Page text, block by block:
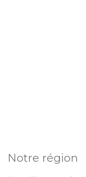
Notre région